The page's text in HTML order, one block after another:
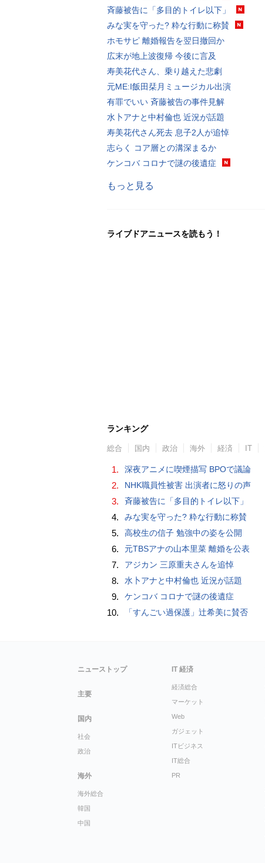
斉藤被告に「多目的トイレ以下」
みな実を守った? 粋な行動に称賛
ホモサピ 離婚報告を翌日撤回か
広末が地上波復帰 今後に言及
寿美花代さん、乗り越えた悲劇
元ME:I飯田栞月ミュージカル出演
有罪でいい 斉藤被告の事件見解
水卜アナと中村倫也 近況が話題
寿美花代さん死去 息子2人が追悼
志らく コア層との溝深まるか
ケンコバ コロナで謎の後遺症
もっと見る
ライブドアニュースを読もう！
ランキング
総合 国内 政治 海外 経済 IT
1. 深夜アニメに喫煙描写 BPOで議論
2. NHK職員性被害 出演者に怒りの声
3. 斉藤被告に「多目的トイレ以下」
4. みな実を守った? 粋な行動に称賛
5. 高校生の信子 勉強中の姿を公開
6. 元TBSアナの山本里菜 離婚を公表
7. アジカン 三原重夫さんを追悼
8. 水卜アナと中村倫也 近況が話題
9. ケンコバ コロナで謎の後遺症
10. 「すんごい過保護」辻希美に賛否
ニューストップ
主要
国内
社会
政治
海外
海外総合
韓国
中国
IT 経済
経済総合
マーケット
Web
ガジェット
ITビジネス
IT総合
PR